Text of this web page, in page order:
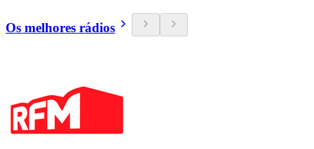
Os melhores rádios